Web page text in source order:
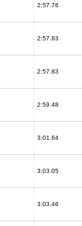
2:57.76
2:57.83
2:57.83
2:59.48
3:01.64
3:03.05
3:03.46